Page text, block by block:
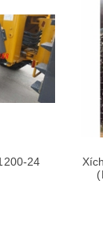
nhanh
20.5-25